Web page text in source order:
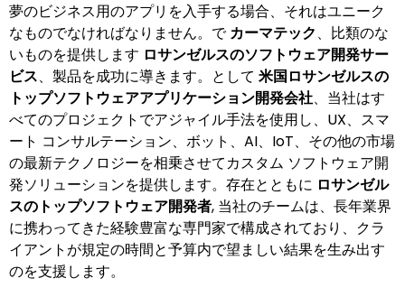
夢のビジネス用のアプリを入手する場合、それはユニーク
なものでなければなりません。でカーマテック、比類のな
いものを提供します ロサンゼルスのソフトウェア開発サー
ビス、製品を成功に導きます。として 米国ロサンゼルスの
トップソフトウェアアプリケーション開発会社、当社はす
べてのプロジェクトでアジャイル手法を使用し、UX、スマ
ート コンサルテーション、ボット、AI、IoT、その他の市場
の最新テクノロジーを相乗させてカスタム ソフトウェア開
発ソリューションを提供します。存在とともに ロサンゼル
スのトップソフトウェア開発者, 当社のチームは、長年業界
に携わってきた経験豊富な専門家で構成されており、クラ
イアントが規定の時間と予算内で望ましい結果を生み出す
のを支援します。